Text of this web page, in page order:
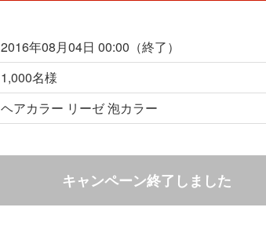
2016年08月04日 00:00（終了）
1,000名様
ヘアカラー リーゼ 泡カラー
キャンペーン終了しました